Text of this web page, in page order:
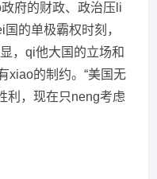
府的财政、政治压li
的单极霸权时刻，
，qi他大国的立场和
xiao的制约。“美国无
利，现在只neng考虑